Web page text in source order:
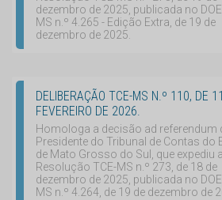
dezembro de 2025, publicada no
MS n.º 4.265 - Edição Extra, de 19 de
dezembro de 2025.
DELIBERAÇÃO TCE-MS N.º 110, DE
FEVEREIRO DE 2026.
Homologa a decisão ad referendum
Presidente do Tribunal de Contas do
de Mato Grosso do Sul, que expediu a
Resolução TCE-MS n.º 273, de 18 de
dezembro de 2025, publicada no
MS n.º 4.264, de 19 de dezembro de